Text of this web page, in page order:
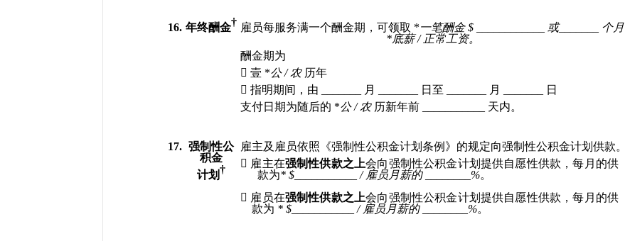
16. 年终酬金† 雇员每服务满一个酬金期，可领取 *一笔酬金 $ ____________ 或_______ 个月
*底薪 / 正常工资。
酬金期为
 壹 *公 / 农 历年
 指明期间，由 月 日至 月
日
支付日期为随后的 *公 / 农 历新年前 天内。
17. 强制性公
积金
计划†
雇主及雇员依照《强制性公积金计划条例》的规定向强制性公积金计划供款。
 雇主在强制性供款之上会向强制性公积金计划提供自愿性供款，每月的供
款为* $___________ / 雇员月薪的 %。
 雇员在强制性供款之上会向强制性公积金计划提供自愿性供款，每月的供
款为 * $ ___________ / 雇员月薪的 %。